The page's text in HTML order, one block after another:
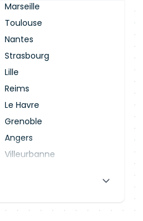
Marseille
Toulouse
Nantes
Strasbourg
Lille
Reims
Le Havre
Grenoble
Angers
Villeurbanne